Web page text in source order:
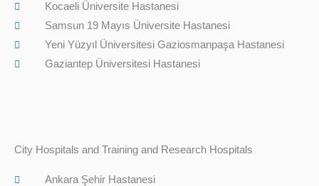
Kocaeli Üniversite Hastanesi
Samsun 19 Mayıs Üniversite Hastanesi
Yeni Yüzyıl Üniversitesi Gaziosmanpaşa Hastanesi
Gaziantep Üniversitesi Hastanesi
City Hospitals and Training and Research Hospitals
Ankara Şehir Hastanesi